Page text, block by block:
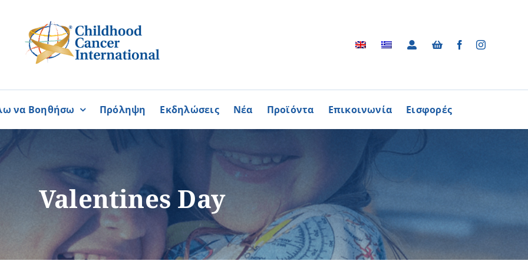
Παγκύπρια Συμμαχία Σπάνιων Παθήσεων
Παγκύπριο Συντονιστικό Συμβούλιο Εθελοντισμού
Ομοσπονδία Συνδέσμων Ασθενών Κύπρου
Φλόγα Ελλάδος
Φωτογραφικό Αρχείο
Βίντεο
Ραδιοφωνικές Διαφημίσεις
Διαφημίσεις / Φυλλάδια
Τα Τραγούδια
να Βοηθήσω
ΓΙΝΟΜΑΙ
Περισσότερα
ΓΙΝΟΜΑΙ
ΕΘΕΛΟΝΤΗΣ
Περισσότερα
ΑΓΟΡΑΖΩ
ΠΡΟΙΟΝΤΑ
Περισσότερα
Πρόληψη Εκδηλώσεις Νέα Προϊόντα Επικοινωνία Εισφορές
Valentines Day